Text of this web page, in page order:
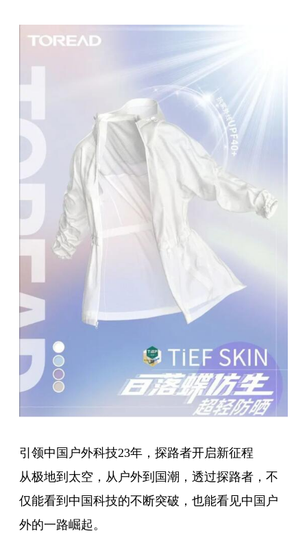
引领中国户外科技23年，探路者开启新征程
从极地到太空，从户外到国潮，透过探路者，不
仅能看到中国科技的不断突破，也能看见中国户
外的一路崛起。